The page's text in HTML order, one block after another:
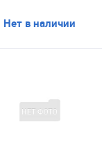
Нет в наличии